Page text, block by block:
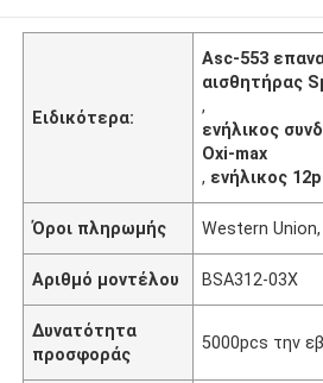
Ειδικότερα:
Asc-553
αισθητήρας
,
ενήλικος
Oxi-max
, ενήλικος
Όροι πληρωμής Western
Αριθμό μοντέλου BSA312-03X
Δυνατότητα
προσφοράς
5000pcs την